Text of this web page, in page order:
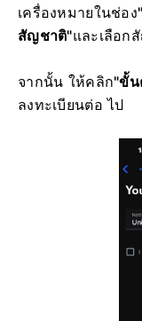
เครื่องหมายในช่อง
สัญชาติ"และเลือก
จากนั้น ให้คลิก"ขั้น
ลงทะเบียนต่อ ไป